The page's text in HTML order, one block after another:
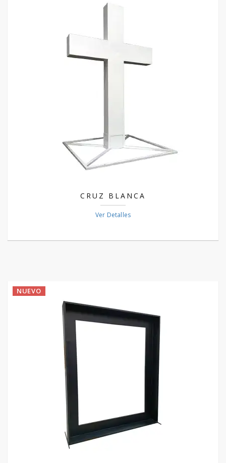
CRUZ BLANCA
Ver Detalles
NUEVO